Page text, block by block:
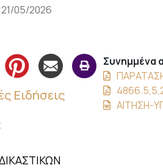
21/05/2026
Ειδήσεις
Συνημμένα
ΑΙΤΗΣΗ-